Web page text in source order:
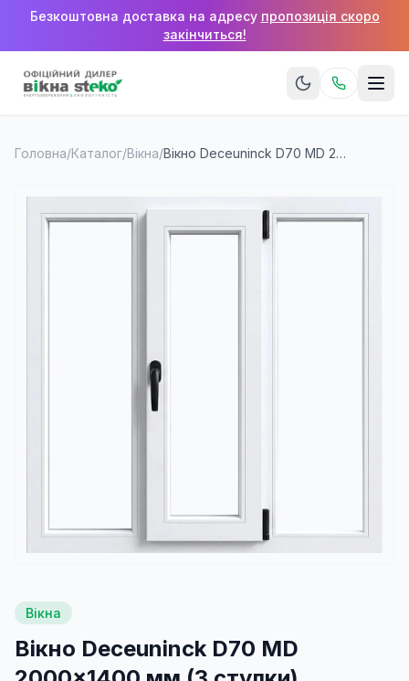
Безкоштовна доставка на адресу пропозиція скоро
закінчиться!
Головна/Каталог/Вікна/ Вікно Deceuninck D70 MD 2000×1400 мм (3 стулки)
Вікна
Вікно Deceuninck D70 MD